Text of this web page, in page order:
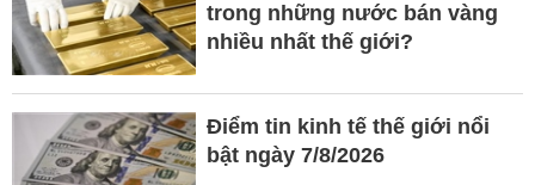
trong những nước bán vàng
nhiều nhất thế giới?
Điểm tin kinh tế thế giới nổi
bật ngày 7/8/2026